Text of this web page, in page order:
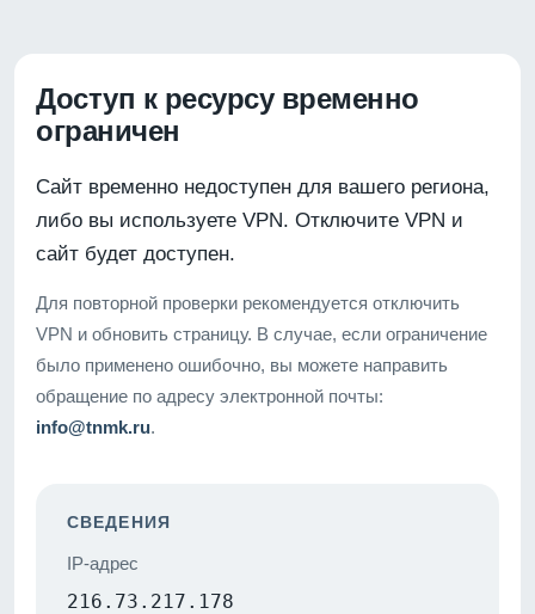
Доступ к ресурсу временно
ограничен
Сайт временно недоступен для вашего региона,
либо вы используете VPN. Отключите VPN и
сайт будет доступен.
Для повторной проверки рекомендуется отключить
VPN и обновить страницу. В случае, если ограничение
было применено ошибочно, вы можете направить
обращение по адресу электронной почты:
info@tnmk.ru.
СВЕДЕНИЯ
IP-адрес
216.73.217.178